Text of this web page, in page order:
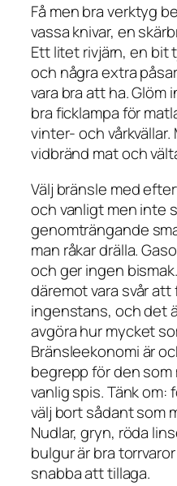
Få men bra verktyg
vassa knivar, en
Ett litet rivjärn, en bit
och några extra
vara bra att ha. Glöm
bra ficklampa för
vinter- och
vidbränd mat och
Välj bränsle med
och vanligt men inte
genomträngande
man råkar drälla.
och ger ingen
däremot vara svår
ingenstans, och det
avgöra hur mycket
Bränsleekonomi är
begrepp för den
vanlig spis. Tänk om:
välj bort sådant som
Nudlar, gryn, röda
bulgur är bra
snabba att tillaga.